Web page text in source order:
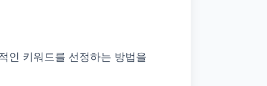
인 키워드를 선정하는 방법을